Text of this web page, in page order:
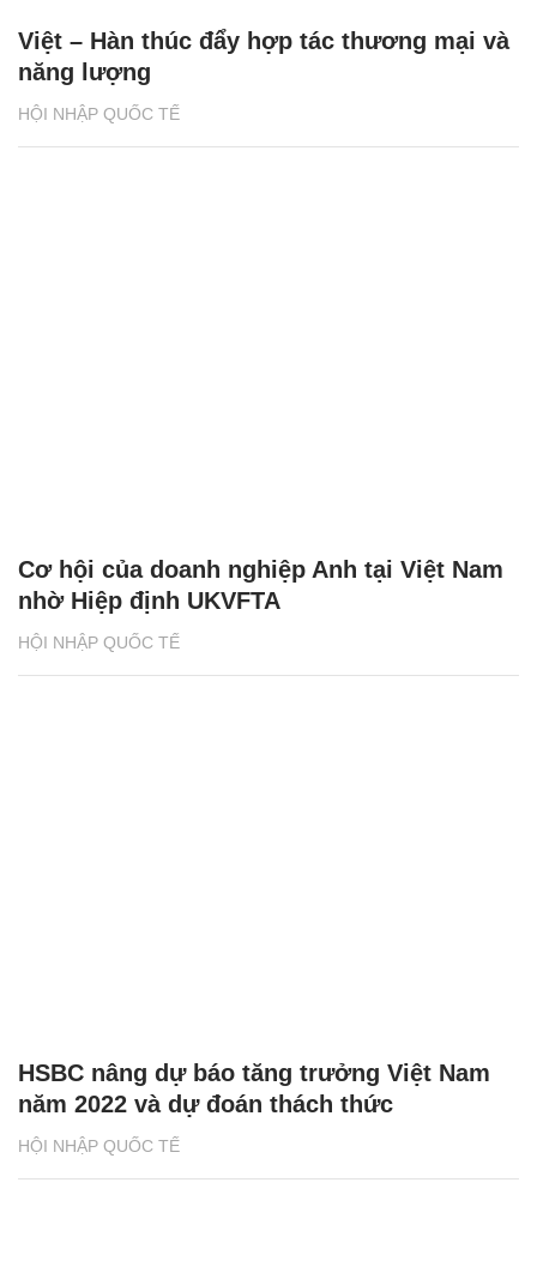
HỘI NHẬP QUỐC TẾ
Việt – Hàn thúc đẩy hợp tác thương mại và
năng lượng
HỘI NHẬP QUỐC TẾ
Cơ hội của doanh nghiệp Anh tại Việt Nam
nhờ Hiệp định UKVFTA
HỘI NHẬP QUỐC TẾ
HSBC nâng dự báo tăng trưởng Việt Nam
năm 2022 và dự đoán thách thức